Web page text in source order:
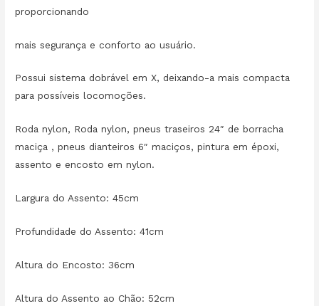
proporcionando
mais segurança e conforto ao usuário.
Possui sistema dobrável em X, deixando-a mais compacta
para possíveis locomoções.
Roda nylon, Roda nylon, pneus traseiros 24″ de borracha
maciça , pneus dianteiros 6″ maciços, pintura em époxi,
assento e encosto em nylon.
Largura do Assento: 45cm
Profundidade do Assento: 41cm
Altura do Encosto: 36cm
Altura do Assento ao Chão: 52cm